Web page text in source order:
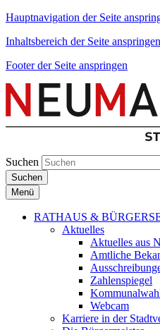
Hauptnavigation der Seite
Inhaltsbereich der Seite anspringen
Footer der Seite anspringen
Suchen
Suchen
Menü
RATHAUS &
Aktuelles
Aktuelles aus
Amtliche
Zahlenspiegel
Webcam
Karriere in der